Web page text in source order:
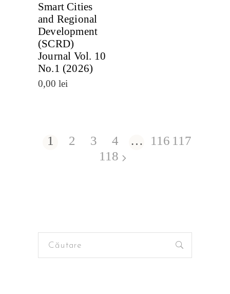
Smart Cities
and Regional
Development
(SCRD)
Journal Vol. 10
No.1 (2026)
0,00 lei
1 2 3 4 … 116 117
118
Search